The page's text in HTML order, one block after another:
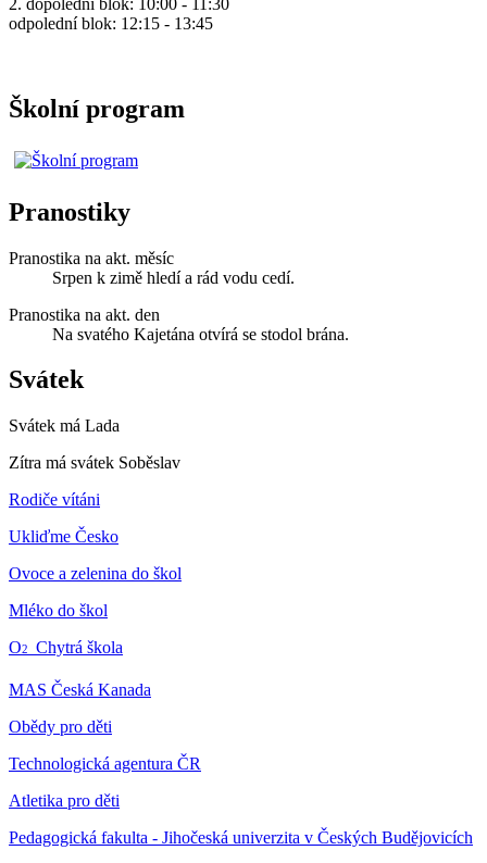
2. dopolední blok: 10:00 - 11:30
odpolední blok: 12:15 - 13:45
Školní program
Pranostiky
Pranostika na akt. měsíc
Srpen k zimě hledí a rád vodu cedí.
Pranostika na akt. den
Na svatého Kajetána otvírá se stodol brána.
Svátek
Svátek má Lada
Zítra má svátek Soběslav
Rodiče vítáni
Ukliďme Česko
Ovoce a zelenina do škol
Mléko do škol
O2 Chytrá škola
MAS Česká Kanada
Obědy pro děti
Technologická agentura ČR
Atletika pro děti
Pedagogická fakulta - Jihočeská univerzita v Českých Budějovicích